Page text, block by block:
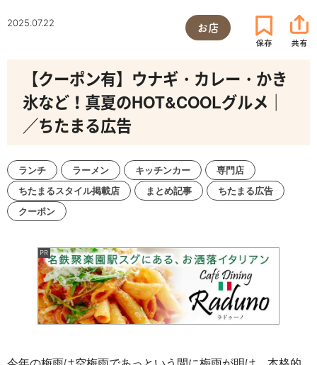
2025.07.22 お店
【クーポン有】ウナギ・カレー・かき
氷など！真夏のHOT&COOLグルメ｜
／ちたまる広告
ランチ ラーメン キッチンカー
専門店
ちたまるスタイル掲載店
まとめ記事
ちたまる広告
クーポン